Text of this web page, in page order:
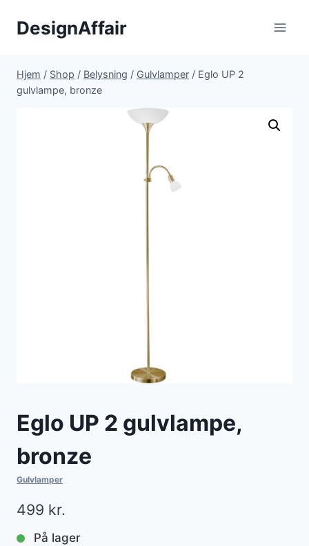
DesignAffair
Hjem / Shop / Belysning / Gulvlamper / Eglo UP 2
gulvlampe, bronze
Eglo UP 2 gulvlampe,
bronze
Gulvlamper
499 kr.
På lager